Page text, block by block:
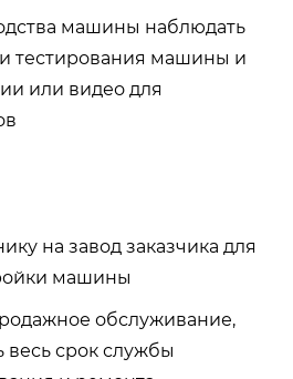
машины наблюдать
тестирования машины и
или видео для
на завод заказчика для
машины
обслуживание,
весь срок службы